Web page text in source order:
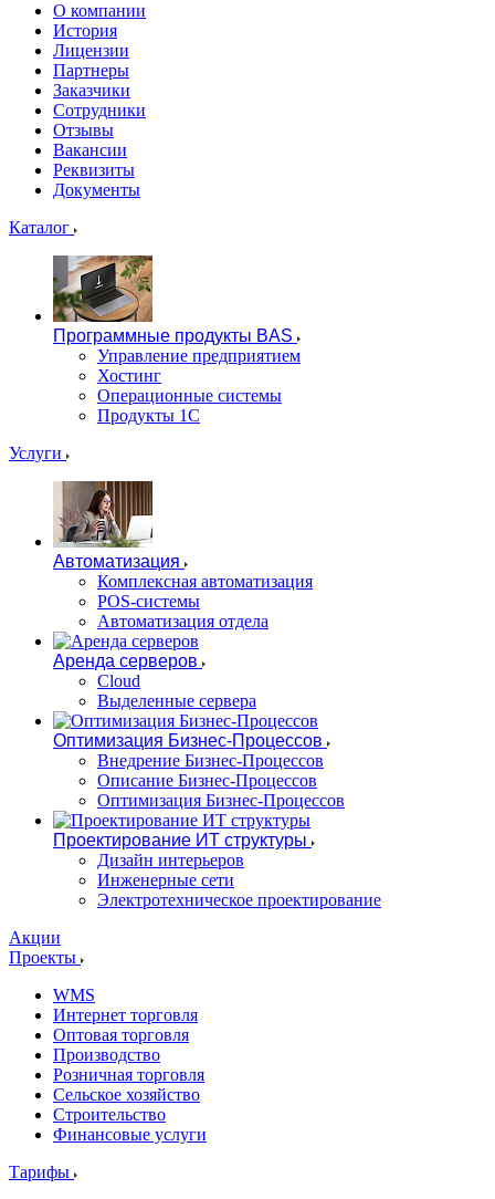
О компании
История
Лицензии
Партнеры
Заказчики
Сотрудники
Отзывы
Вакансии
Реквизиты
Документы
Каталог
Программные продукты BAS
Управление предприятием
Хостинг
Операционные системы
Продукты 1С
Услуги
Автоматизация
Комплексная автоматизация
POS-системы
Автоматизация отдела
Аренда серверов
Cloud
Выделенные сервера
Оптимизация Бизнес-Процессов
Внедрение Бизнес-Процессов
Описание Бизнес-Процессов
Оптимизация Бизнес-Процессов
Проектирование ИТ структуры
Дизайн интерьеров
Инженерные сети
Электротехническое проектирование
Акции
Проекты
WMS
Интернет торговля
Оптовая торговля
Производство
Розничная торговля
Сельское хозяйство
Строительство
Финансовые услуги
Тарифы